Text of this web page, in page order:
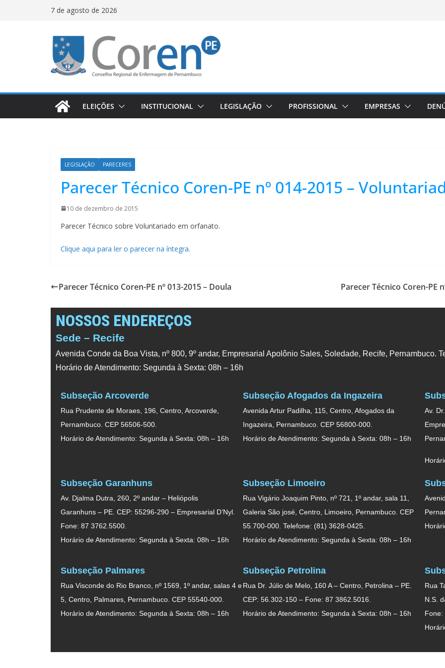
7 de agosto de 2026
ELEIÇÕES INSTITUCIONAL LEGISLAÇÃO PROFISSIONAL EMPRESAS
LEGISLAÇÃO PARECERES
Parecer Técnico Coren-PE nº 014-2015 –
10 de dezembro de 2015
Parecer Técnico sobre Voluntariado em orfanato.
Clique aqui para ler o parecer na íntegra.
Parecer Técnico Coren-PE nº 013-2015 – Doula Parecer Técnico Coren-PE
NOSSOS ENDEREÇOS
Sede – Recife
Avenida Conde da Boa Vista, nº 800, 9º andar, Empresarial Apolônio Sales, Soledade, Recife, Pernambuco.
Horário de Atendimento: Segunda à Sexta: 08h – 16h
Subseção Arcoverde
Rua Prudente de Moraes, 196, Centro, Arcoverde,
Pernambuco. CEP 56506-500.
Horário de Atendimento: Segunda à Sexta: 08h – 16h
Subseção Afogados da Ingazeira
Avenida Artur Padilha, 115, Centro, Afogados da
Ingazeira, Pernambuco. CEP 56800-000.
Horário de Atendimento: Segunda à Sexta: 08h – 16h
Av.
Subseção Garanhuns
Av. Djalma Dutra, 260, 2º andar – Heliópolis
Garanhuns – PE. CEP: 55296-290 – Empresarial D’Nyl.
Fone: 87 3762.5500.
Horário de Atendimento: Segunda à Sexta: 08h – 16h
Subseção Limoeiro
Rua Vigário Joaquim Pinto, nº 721, 1º andar, sala 11,
Galeria São josé, Centro, Limoeiro, Pernambuco. CEP
55.700-000. Telefone: (81) 3628-0425.
Horário de Atendimento: Segunda à Sexta: 08h – 16h
Subseção Palmares
Rua Visconde do Rio Branco, nº 1569, 1º andar, salas 4 e
5, Centro, Palmares, Pernambuco. CEP 55540-000.
Horário de Atendimento: Segunda à Sexta: 08h – 16h
Subseção Petrolina
Rua Dr. Júlio de Melo, 160 A – Centro, Petrolina – PE.
CEP: 56.302-150 – Fone: 87 3862.5016.
Horário de Atendimento: Segunda à Sexta: 08h – 16h
Rua
N.S.
Fone: